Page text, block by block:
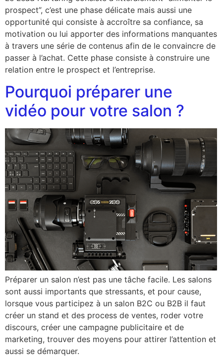
prospect”, c’est une phase délicate mais aussi une
opportunité qui consiste à accroître sa confiance, sa
motivation ou lui apporter des informations manquantes
à travers une série de contenus afin de le convaincre de
passer à l’achat. Cette phase consiste à construire une
relation entre le prospect et l’entreprise.
Pourquoi préparer une
vidéo pour votre salon ?
Préparer un salon n’est pas une tâche facile. Les salons
sont aussi importants que stressants, et pour cause,
lorsque vous participez à un salon B2C ou B2B il faut
créer un stand et des process de ventes, roder votre
discours, créer une campagne publicitaire et de
marketing, trouver des moyens pour attirer l’attention et
aussi se démarquer.